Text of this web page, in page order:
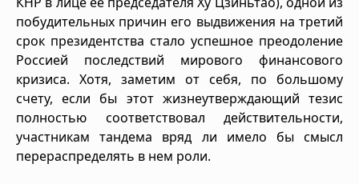
побудительных причин его выдвижения на третий
срок президентства стало успешное преодоление
Россией последствий мирового финансового
кризиса. Хотя, заметим от себя, по большому
счету, если бы этот жизнеутверждающий тезис
полностью соответствовал действительности,
участникам тандема вряд ли имело бы смысл
перераспределять в нем роли.